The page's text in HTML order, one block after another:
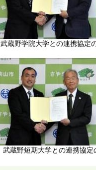
武蔵野学院大学との連携協定
武蔵野短期大学との連携協定